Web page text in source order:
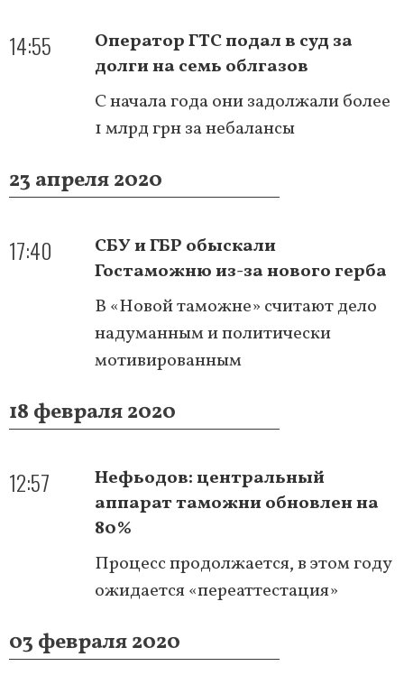
14:55
Оператор ГТС подал в суд за
долги на семь облгазов
С начала года они задолжали более
1 млрд грн за небалансы
23 апреля 2020
17:40
СБУ и ГБР обыскали
Гостаможню из-за нового герба
В «Новой таможне» считают дело
надуманным и политически
мотивированным
18 февраля 2020
12:57
Нефьодов: центральный
аппарат таможни обновлен на
80%
Процесс продолжается, в этом году
ожидается «переаттестация»
03 февраля 2020